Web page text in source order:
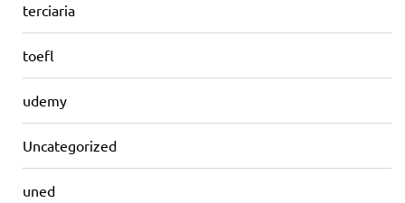
terciaria
toefl
udemy
Uncategorized
uned